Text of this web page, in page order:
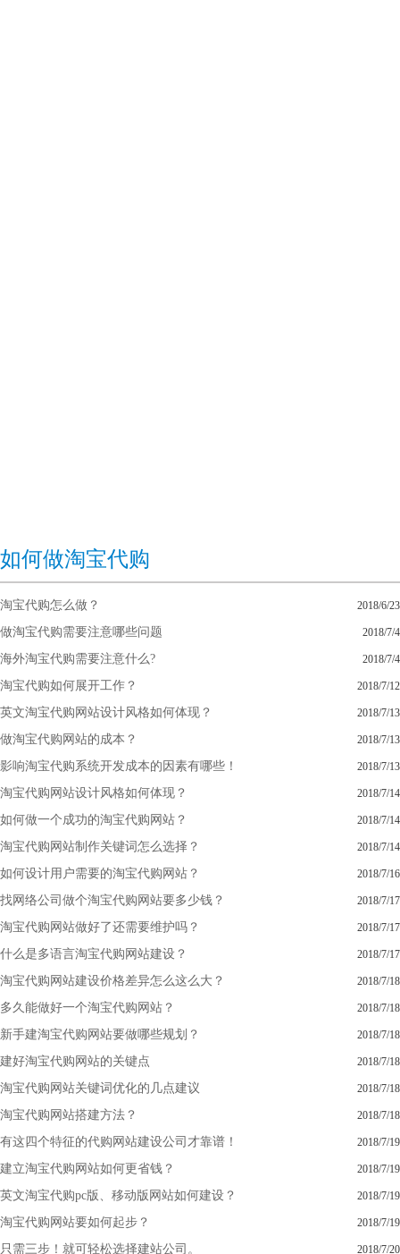
如何做淘宝代购
淘宝代购怎么做？ 2018/6/23
做淘宝代购需要注意哪些问题 2018/7/4
海外淘宝代购需要注意什么? 2018/7/4
淘宝代购如何展开工作？ 2018/7/12
英文淘宝代购网站设计风格如何体现？ 2018/7/13
做淘宝代购网站的成本？ 2018/7/13
影响淘宝代购系统开发成本的因素有哪些！ 2018/7/13
淘宝代购网站设计风格如何体现？ 2018/7/14
如何做一个成功的淘宝代购网站？ 2018/7/14
淘宝代购网站制作关键词怎么选择？ 2018/7/14
如何设计用户需要的淘宝代购网站？ 2018/7/16
找网络公司做个淘宝代购网站要多少钱？ 2018/7/17
淘宝代购网站做好了还需要维护吗？ 2018/7/17
什么是多语言淘宝代购网站建设？ 2018/7/17
淘宝代购网站建设价格差异怎么这么大？ 2018/7/18
多久能做好一个淘宝代购网站？ 2018/7/18
新手建淘宝代购网站要做哪些规划？ 2018/7/18
建好淘宝代购网站的关键点 2018/7/18
淘宝代购网站关键词优化的几点建议 2018/7/18
淘宝代购网站搭建方法？ 2018/7/18
有这四个特征的代购网站建设公司才靠谱！ 2018/7/19
建立淘宝代购网站如何更省钱？ 2018/7/19
英文淘宝代购pc版、移动版网站如何建设？ 2018/7/19
淘宝代购网站要如何起步？ 2018/7/19
只需三步！就可轻松选择建站公司。 2018/7/20